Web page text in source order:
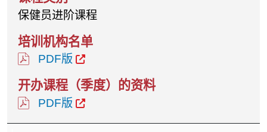
保健员进阶课程
PDF版
PDF版